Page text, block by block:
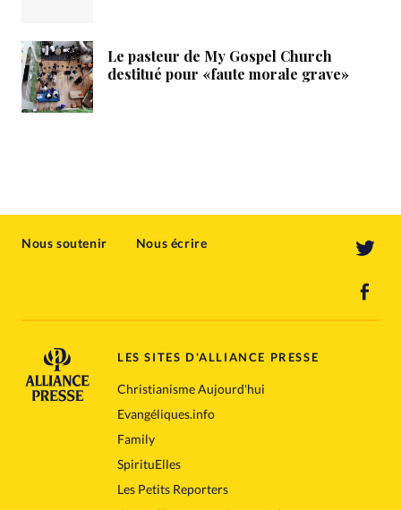
Le pasteur de My Gospel Church
destitué pour «faute morale grave»
Nous soutenir Nous écrire
LES SITES D'ALLIANCE PRESSE
Christianisme Aujourd'hui
Evangéliques.info
Family
SpirituElles
Les Petits Reporters